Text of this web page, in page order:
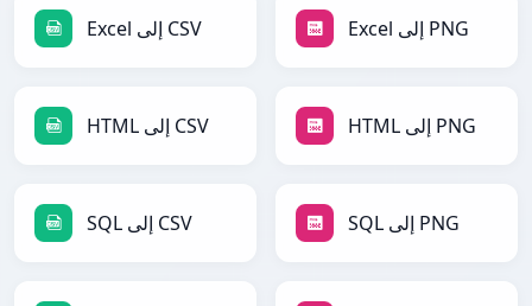
Excel إلى CSV Excel إلى PNG
HTML إلى CSV HTML إلى PNG
SQL إلى CSV SQL إلى PNG